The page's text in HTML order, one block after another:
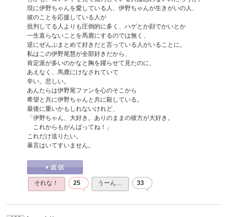
現に伊野ちゃんを愛している人、伊野ちゃんが生きがいの人、
彼のことを応援している人が
批判してる人よりも圧倒的に多く、ハゲとか顔でかいとか
一生直らないことを馬鹿にするのでは無く、
逆にぜんぶまとめて好きだと言っている人がいることに。
私はこの伊野尾慧が全部好きだから、
肯定派が多いのかなと胸を躍らせて見たのに、
あえなく、馬鹿にけなされていて
辛い。悲しい。
あんたらは伊野尾ファンを心のそこから
希望と共に伊野ちゃんと共に殺している。
最後に重いかもしれないけれど、
「伊野ちゃん、大好き。ありのままの彼方が大好き。
これからもがんばってね！」
これだけ送りたい。
暴言はいてすいません。
それな！ 25 うーん… 33